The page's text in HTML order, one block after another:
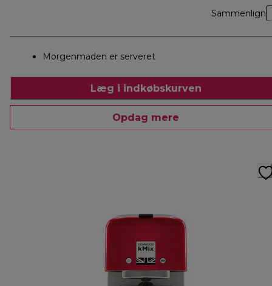
Sammenlign
Morgenmaden er serveret
Læg i indkøbskurven
Opdag mere